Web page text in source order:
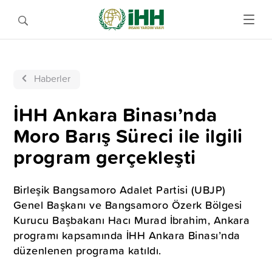
Haberler
İHH Ankara Binası’nda
Moro Barış Süreci ile ilgili
program gerçekleşti
Birleşik Bangsamoro Adalet Partisi (UBJP)
Genel Başkanı ve Bangsamoro Özerk Bölgesi
Kurucu Başbakanı Hacı Murad İbrahim, Ankara
programı kapsamında İHH Ankara Binası’nda
düzenlenen programa katıldı.